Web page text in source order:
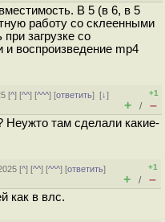
В 5 (в 6, в 5
работу со склеенными
загрузке со
воспроизведение mp4
[^] [^^] [^^^] [ответить][↓]
+1
+ / –
Неужто там сделали какие-
[^] [^^] [^^^] [ответить]
+1
+ / –
как в влс.